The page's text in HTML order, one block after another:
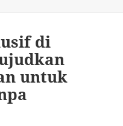
di
untuk